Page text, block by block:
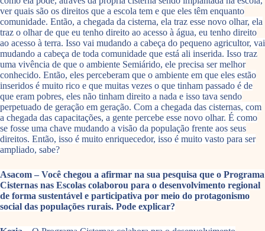
ver quais são os direitos que a escola tem e que eles têm enquanto
comunidade. Então, a chegada da cisterna, ela traz esse novo olhar, ela
traz o olhar de que eu tenho direito ao acesso à água, eu tenho direito
ao acesso à terra. Isso vai mudando a cabeça do pequeno agricultor, vai
mudando a cabeça de toda comunidade que está ali inserida. Isso traz
uma vivência de que o ambiente Semiárido, ele precisa ser melhor
conhecido. Então, eles perceberam que o ambiente em que eles estão
inseridos é muito rico e que muitas vezes o que tinham passado é de
que eram pobres, eles não tinham direito a nada e isso tava sendo
perpetuado de geração em geração. Com a chegada das cisternas, com
a chegada das capacitações, a gente percebe esse novo olhar. É como
se fosse uma chave mudando a visão da população frente aos seus
direitos. Então, isso é muito enriquecedor, isso é muito vasto para ser
ampliado, sabe?
Asacom – Você chegou a afirmar na sua pesquisa que o Programa
Cisternas nas Escolas colaborou para o desenvolvimento regional
de forma sustentável e participativa por meio do protagonismo
social das populações rurais. Pode explicar?